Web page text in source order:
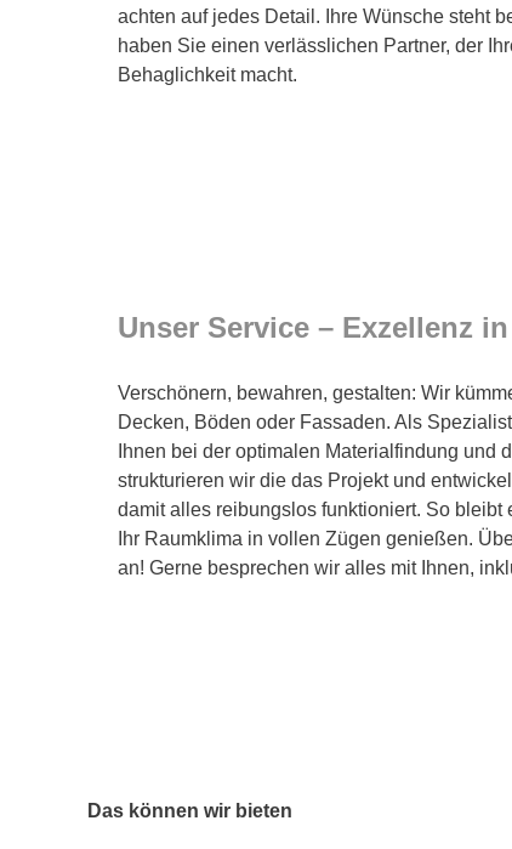
achten auf jedes Detail. Ihre Wünsche steht
haben Sie einen verlässlichen Partner, der
Behaglichkeit macht.
Unser Service – Exzellenz
Verschönern, bewahren, gestalten: Wir
Decken, Böden oder Fassaden. Als
Ihnen bei der optimalen Materialfindung und
strukturieren wir die das Projekt und
damit alles reibungslos funktioniert. So bleibt
Ihr Raumklima in vollen Zügen genießen.
an! Gerne besprechen wir alles mit Ihnen,
Das können wir bieten